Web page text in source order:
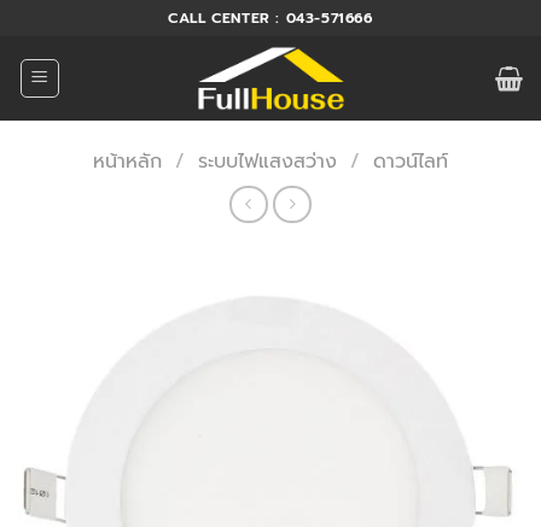
ยัง
เนื้อหา
CALL CENTER : 043-571666
หน้าหลัก / ระบบไฟแสงสว่าง / ดาวน์ไลท์